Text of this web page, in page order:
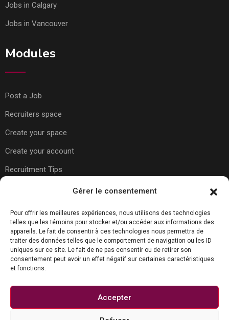
Gérer le consentement
Pour offrir les meilleures expériences, nous utilisons des technologies
telles que les témoins pour stocker et/ou accéder aux informations des
appareils. Le fait de consentir à ces technologies nous permettra de
traiter des données telles que le comportement de navigation ou les ID
uniques sur ce site. Le fait de ne pas consentir ou de retirer son
consentement peut avoir un effet négatif sur certaines caractéristiques
et fonctions.
Accepter
Jobs in Calgary
Jobs in Vancouver
Modules
Post a Job
Recruiters space
Create your space
Create your account
Recruitment Tips
About Us
Contact Us